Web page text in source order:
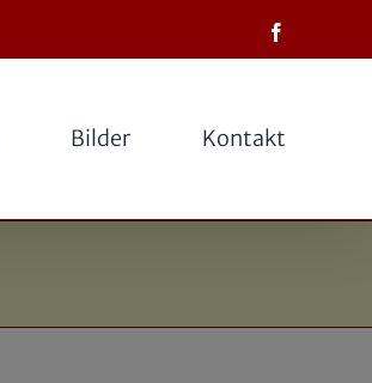
Bilder Kontakt